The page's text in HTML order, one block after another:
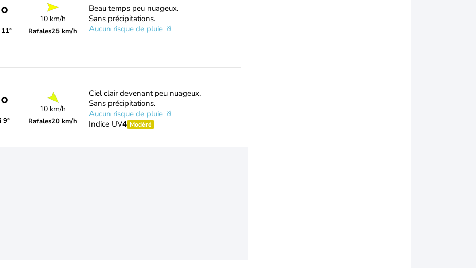
10 km/h
Rafales25 km/h
Beau temps peu nuageux.
Sans précipitations.
Aucun risque de pluie
9°
10 km/h
Rafales20 km/h
Ciel clair devenant peu nuageux.
Sans précipitations.
Aucun risque de pluie
Indice UV4 Modéré